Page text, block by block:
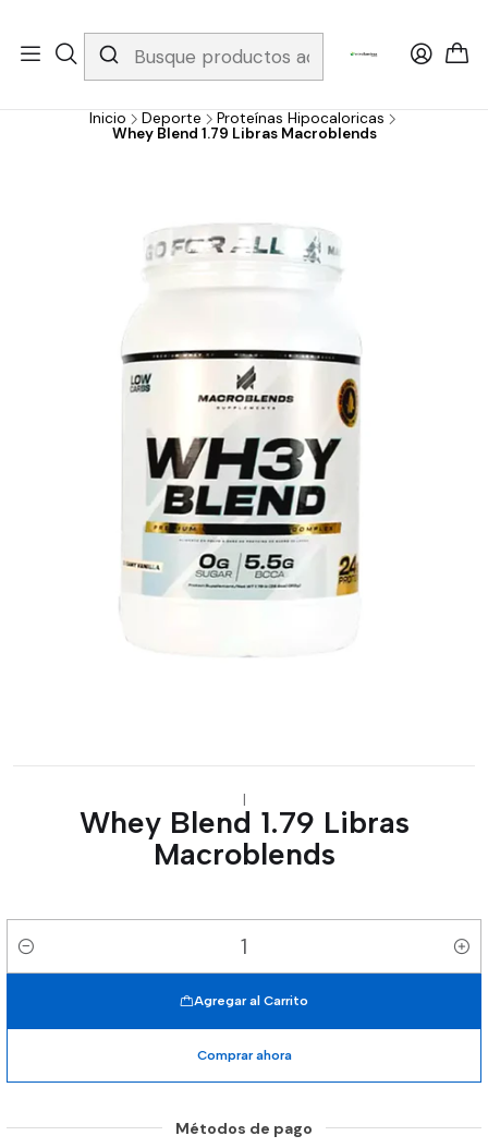
Whatsapp 3229079958/ Fijo 6019251796 / Envios a todo el país y
gratis apartir de 199.000!
Inicio Deporte
Proteínas Hipocaloricas
Whey Blend 1.79 Libras Macroblends
|
Whey Blend 1.79 Libras
Macroblends
Cantidad
Agregar al Carrito
Comprar ahora
Métodos de pago